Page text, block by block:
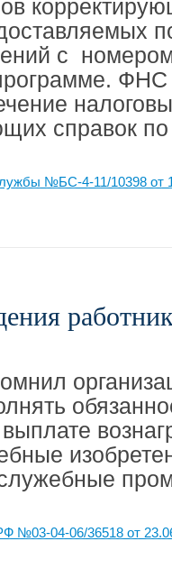
с номером
справок
№БС-4-11/10398 от
№03-04-06/36518 от